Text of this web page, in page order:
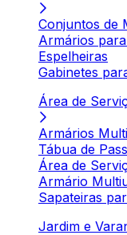
Conjuntos de
Armários
Espelheiras
Gabinetes
Área de
Armários
Tábua de
Área de
Armário
Sapateiras
Jardim e